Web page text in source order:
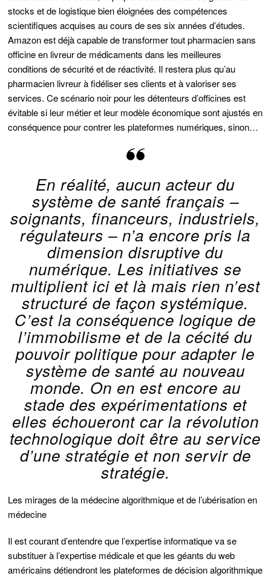
stocks et de logistique bien éloignées des compétences
scientifiques acquises au cours de ses six années d’études.
Amazon est déjà capable de transformer tout pharmacien sans
officine en livreur de médicaments dans les meilleures
conditions de sécurité et de réactivité. Il restera plus qu’au
pharmacien livreur à fidéliser ses clients et à valoriser ses
services. Ce scénario noir pour les détenteurs d’officines est
évitable si leur métier et leur modèle économique sont ajustés en
conséquence pour contrer les plateformes numériques, sinon…
En réalité, aucun acteur du
système de santé français –
soignants, financeurs, industriels,
régulateurs – n’a encore pris la
dimension disruptive du
numérique. Les initiatives se
multiplient ici et là mais rien n’est
structuré de façon systémique.
C’est la conséquence logique de
l’immobilisme et de la cécité du
pouvoir politique pour adapter le
système de santé au nouveau
monde. On en est encore au
stade des expérimentations et
elles échoueront car la révolution
technologique doit être au service
d’une stratégie et non servir de
stratégie.
Les mirages de la médecine algorithmique et de l’ubérisation en
médecine
Il est courant d’entendre que l’expertise informatique va se
substituer à l’expertise médicale et que les géants du web
américains détiendront les plateformes de décision algorithmique